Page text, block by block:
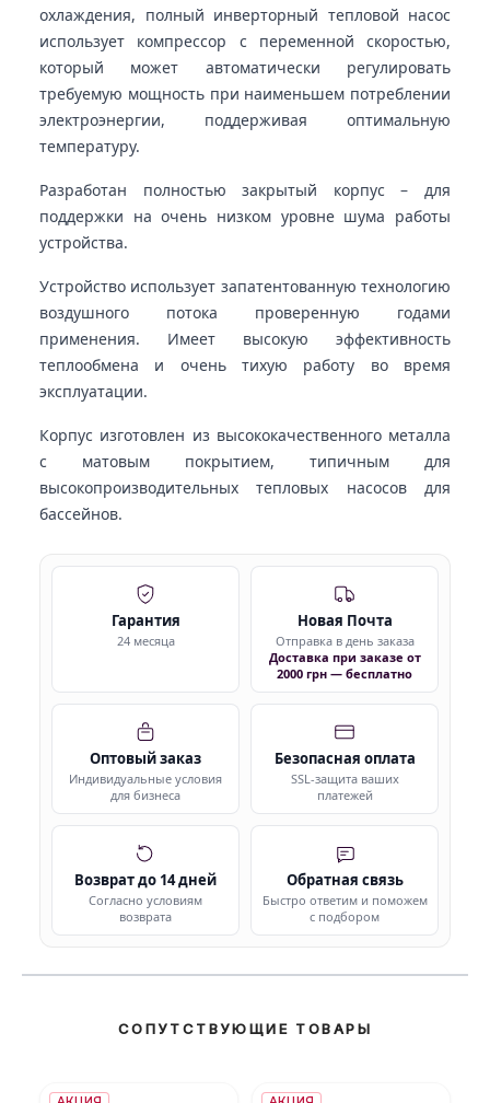
охлаждения, полный инверторный тепловой насос
использует компрессор с переменной скоростью,
который может автоматически регулировать
требуемую мощность при наименьшем потреблении
электроэнергии, поддерживая оптимальную
температуру.
Разработан полностью закрытый корпус – для
поддержки на очень низком уровне шума работы
устройства.
Устройство использует запатентованную технологию
воздушного потока проверенную годами
применения. Имеет высокую эффективность
теплообмена и очень тихую работу во время
эксплуатации.
Корпус изготовлен из высококачественного металла
с матовым покрытием, типичным для
высокопроизводительных тепловых насосов для
бассейнов.
Гарантия
24 месяца
Новая Почта
Отправка в день заказа
Доставка при заказе от
2000 грн — бесплатно
Оптовый заказ
Индивидуальные условия
для бизнеса
Безопасная оплата
SSL-защита ваших
платежей
Возврат до 14 дней
Согласно условиям
возврата
Обратная связь
Быстро ответим и поможем
с подбором
СОПУТСТВУЮЩИЕ ТОВАРЫ